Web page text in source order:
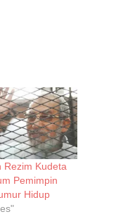
Rezim Kudeta
Pemimpin
Hidup